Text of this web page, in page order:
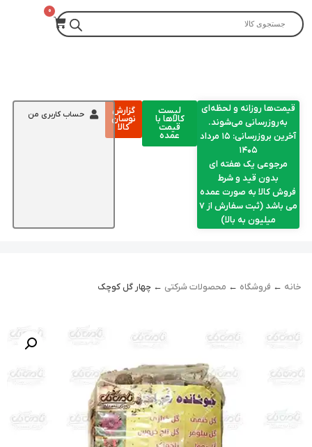
قیمت‌ها روزانه و لحظه‌ای
به‌روزرسانی می‌شوند.
آخرین بروزرسانی: ۱۵ مرداد
۱۴۰۵
مرجوعی یک هفته ای
بدون قید و شرط
فروش کالا به صورت عمده
می باشد (ثبت سفارش از 7
میلیون به بالا)
لیست
کالاها با
قیمت
عمده
گزارش
نوسان
کالا
حساب کاربری من
خانه ← فروشگاه ← محصولات شرکتی ← چهار گل کوچک